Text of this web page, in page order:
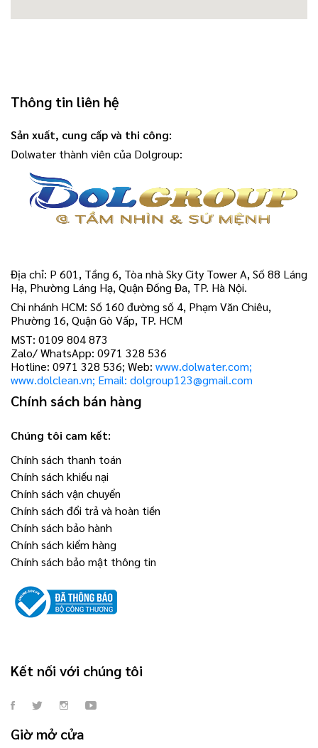
Thông tin liên hệ
Sản xuất, cung cấp và thi công:
Dolwater thành viên của Dolgroup:
Địa chỉ: P 601, Tầng 6, Tòa nhà Sky City Tower A, Số 88 Láng
Hạ, Phường Láng Hạ, Quận Đống Đa, TP. Hà Nội.
Chi nhánh HCM: Số 160 đường số 4, Phạm Văn Chiêu,
Phường 16, Quận Gò Vấp, TP. HCM
MST: 0109 804 873
Zalo/ WhatsApp: 0971 328 536
Hotline: 0971 328 536; Web: www.dolwater.com;
www.dolclean.vn; Email: dolgroup123@gmail.com
Chính sách bán hàng
Chúng tôi cam kết:
Chính sách thanh toán
Chính sách khiếu nại
Chính sách vận chuyển
Chính sách đổi trả và hoàn tiền
Chính sách bảo hành
Chính sách kiểm hàng
Chính sách bảo mật thông tin
Kết nối với chúng tôi
Giờ mở cửa